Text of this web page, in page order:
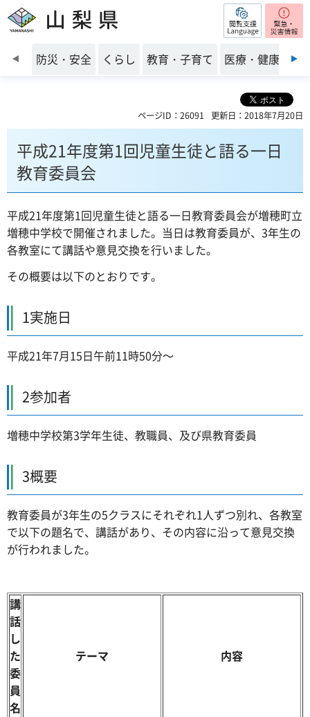
山梨県 閲覧支援
前のスライドを表示
防災・安全 くらし 教育・子育て 医療・健康・福
ページID：26091 更新日：2018年7月20日
平成21年度第1回児童生徒と語る一日
教育委員会
平成21年度第1回児童生徒と語る一日教育委員会が増穂町立
増穂中学校で開催されました。当日は教育委員が、3年生の
各教室にて講話や意見交換を行いました。
その概要は以下のとおりです。
1実施日
平成21年7月15日午前11時50分～
2参加者
増穂中学校第3学年生徒、教職員、及び県教育委員
3概要
教育委員が3年生の5クラスにそれぞれ1人ずつ別れ、各教室
で以下の題名で、講話があり、その内容に沿って意見交換
が行われました。
講
話
し
た
委
員
名
テーマ 内容